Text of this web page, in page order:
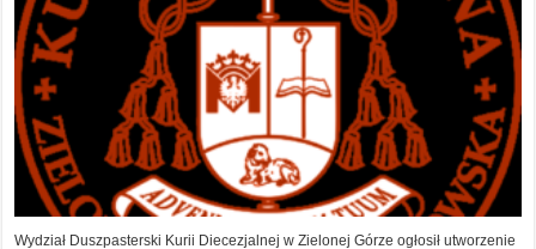
Wydział Duszpasterski Kurii Diecezjalnej w Zielonej Górze ogłosił utworzenie